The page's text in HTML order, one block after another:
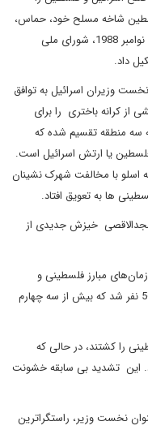
شاخه مسلح خود، حماس،
وابسته به اخوان‌المسلمین را ایجاد کرد. پانزدهم نوامبر 1988، شورای ملی
داد.
ساف و نخست وزیران اسرائیل به توافق
کرانه باختری را برای
سه منطقه تقسیم شده که
یا ارتش اسرائیل است.
اسلو با مخالفت شهرک نشینان
ها به تعویق افتاد.
مسجدالاقصی خیزش جدیدی از
بین سازمان‌های مبارز فلسطینی و
نیروهای اسرائیلی باعث کشته شدن بیش از 5600 نفر شد که بیش از سه چهارم
نیروهای ارتش اسرائیل 150 فلسطینی را کشتند، در حالی که
به کشتن داد. این تشدید بی سابقه خشونت
به عنوان نخست وزیر، راستگراترین